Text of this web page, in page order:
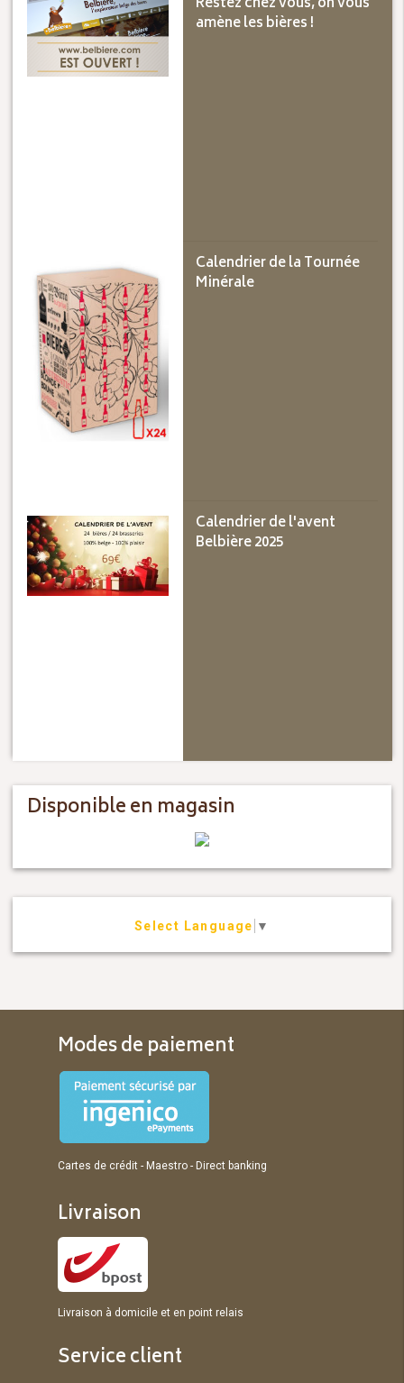
amène les bières !
Calendrier de la Tournée
Minérale
Calendrier de l'avent
Belbière 2025
Disponible en magasin
Select Language ▼
Modes de paiement
Cartes de crédit - Maestro - Direct banking
Livraison
Livraison à domicile et en point relais
Service client